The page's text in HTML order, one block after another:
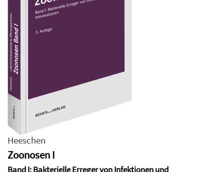
Heeschen
Zoonosen I
Band I: Bakterielle Erreger von Infektionen und